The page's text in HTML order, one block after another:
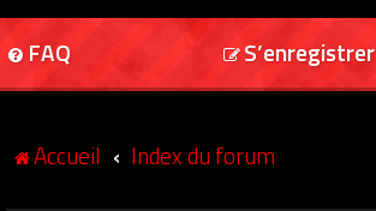
FAQ S’enregistrer
Accueil Index du forum